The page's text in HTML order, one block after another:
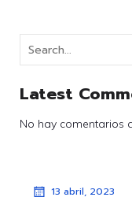
Latest
No hay comentarios
13 abril, 2023